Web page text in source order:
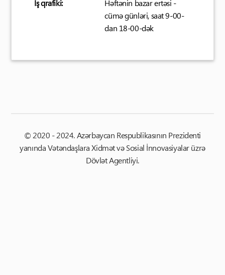
İş qrafiki:
Həftənin bazar ertəsi -
cümə günləri, saat 9-00-
dan 18-00-dək
© 2020 - 2024. Azərbaycan Respublikasının Prezidenti
yanında Vətəndaşlara Xidmət və Sosial İnnovasiyalar üzrə
Dövlət Agentliyi.